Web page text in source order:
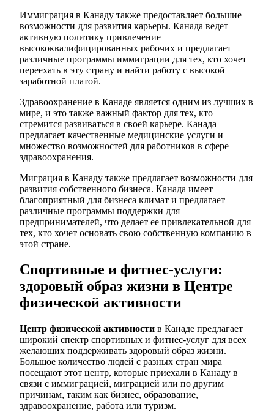
Иммиграция в Канаду также предоставляет большие
возможности для развития карьеры. Канада ведет
активную политику привлечение
высококвалифицированных рабочих и предлагает
различные программы иммиграции для тех, кто хочет
переехать в эту страну и найти работу с высокой
заработной платой.
Здравоохранение в Канаде является одним из лучших в
мире, и это также важный фактор для тех, кто
стремится развиваться в своей карьере. Канада
предлагает качественные медицинские услуги и
множество возможностей для работников в сфере
здравоохранения.
Миграция в Канаду также предлагает возможности для
развития собственного бизнеса. Канада имеет
благоприятный для бизнеса климат и предлагает
различные программы поддержки для
предпринимателей, что делает ее привлекательной для
тех, кто хочет основать свою собственную компанию в
этой стране.
Спортивные и фитнес-услуги:
здоровый образ жизни в Центре
физической активности
Центр физической активности в Канаде предлагает
широкий спектр спортивных и фитнес-услуг для всех
желающих поддерживать здоровый образ жизни.
Большое количество людей с разных стран мира
посещают этот центр, которые приехали в Канаду в
связи с иммиграцией, миграцией или по другим
причинам, таким как бизнес, образование,
здравоохранение, работа или туризм.